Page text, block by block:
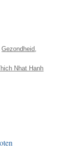
Gezondheid,
Nhat Hanh